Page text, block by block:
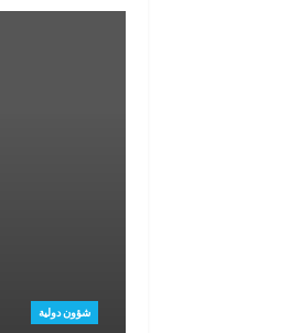
شؤون دولية